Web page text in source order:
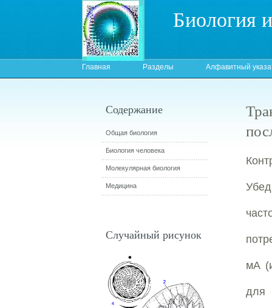
Биология
Главная Разделы Алфавитный
мA
для
Содержание
Общая биология
Биология человека
Молекулярная биология
Медицина
Случайный рисунок